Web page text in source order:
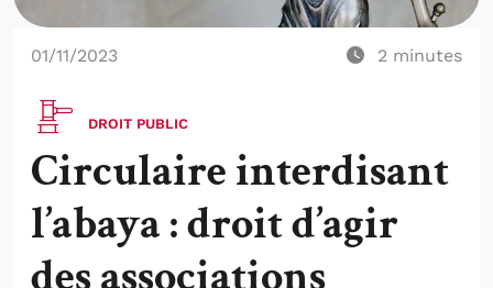
01/11/2023 2 minutes
DROIT PUBLIC
Circulaire interdisant
l’abaya : droit d’agir